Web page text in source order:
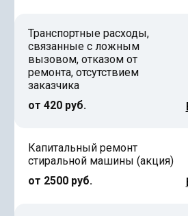
Транспортные расходы,
связанные с ложным
вызовом, отказом от
ремонта, отсутствием
заказчика
от 420 руб.
Капитальный ремонт
стиральной машины (акция)
от 2500 руб.